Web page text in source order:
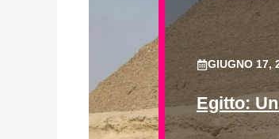
GIUGNO 17,
Egitto: